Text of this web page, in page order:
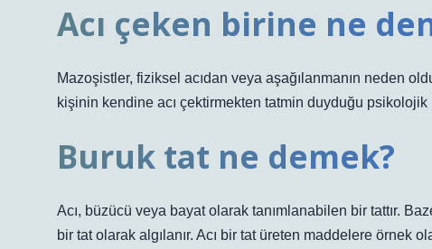
Acı çeken birine ne
Mazoşistler, fiziksel acıdan veya aşağılanmanın neden
kişinin kendine acı çektirmekten tatmin duyduğu psikolojik
Buruk tat ne demek?
Acı, büzücü veya bayat olarak tanımlanabilen bir tattır.
bir tat olarak algılanır. Acı bir tat üreten maddelere örnek